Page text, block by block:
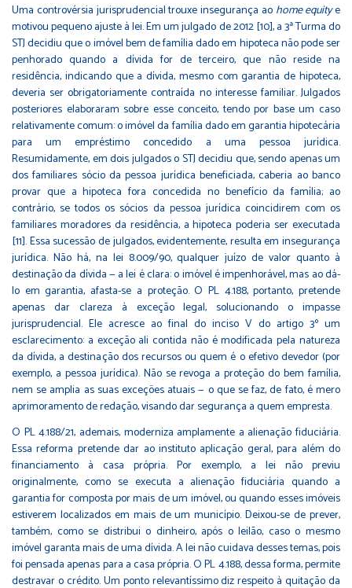
Uma controvérsia jurisprudencial trouxe insegurança ao home equitye
motivou pequeno ajuste à lei. Em um julgado de 2012 [10], a 3ª Turma do
STJ decidiu que o imóvel bem de família dado em hipoteca não pode ser
penhorado quando a dívida for de terceiro, que não reside na
residência, indicando que a dívida, mesmo com garantia de hipoteca,
deveria ser obrigatoriamente contraída no interesse familiar. Julgados
posteriores elaboraram sobre esse conceito, tendo por base um caso
relativamente comum: o imóvel da família dado em garantia hipotecária
para um empréstimo concedido a uma pessoa jurídica.
Resumidamente, em dois julgados o STJ decidiu que, sendo apenas um
dos familiares sócio da pessoa jurídica beneficiada, caberia ao banco
provar que a hipoteca fora concedida no benefício da família; ao
contrário, se todos os sócios da pessoa jurídica coincidirem com os
familiares moradores da residência, a hipoteca poderia ser executada
[11]. Essa sucessão de julgados, evidentemente, resulta em insegurança
jurídica. Não há, na lei 8.009/90, qualquer juízo de valor quanto à
destinação da dívida — a lei é clara: o imóvel é impenhorável, mas ao dá-
lo em garantia, afasta-se a proteção. O PL 4.188, portanto, pretende
apenas dar clareza à exceção legal, solucionando o impasse
jurisprudencial. Ele acresce ao final do inciso V do artigo 3º um
esclarecimento: a exceção ali contida não é modificada pela natureza
da dívida, a destinação dos recursos ou quem é o efetivo devedor (por
exemplo, a pessoa jurídica). Não se revoga a proteção do bem família,
nem se amplia as suas exceções atuais — o que se faz, de fato, é mero
aprimoramento de redação, visando dar segurança a quem empresta.
O PL 4.188/21, ademais, moderniza amplamente a alienação fiduciária.
Essa reforma pretende dar ao instituto aplicação geral, para além do
financiamento à casa própria. Por exemplo, a lei não previu
originalmente, como se executa a alienação fiduciária quando a
garantia for composta por mais de um imóvel, ou quando esses imóveis
estiverem localizados em mais de um município. Deixou-se de prever,
também, como se distribui o dinheiro, após o leilão, caso o mesmo
imóvel garanta mais de uma dívida. A lei não cuidava desses temas, pois
foi pensada apenas para a casa própria. O PL 4.188, dessa forma, permite
destravar o crédito. Um ponto relevantíssimo diz respeito à quitação da